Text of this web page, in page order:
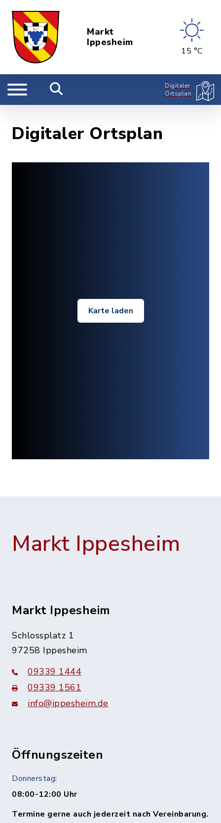
Markt
Ippesheim
15 °C
Digitaler
Ortsplan
Digitaler Ortsplan
Karte laden
Markt Ippesheim
Markt Ippesheim
Schlossplatz 1
97258 Ippesheim
09339 1444
09339 1561
info@ippesheim.de
Öffnungszeiten
Donnerstag:
08:00-12:00 Uhr
Termine gerne auch jederzeit nach Vereinbarung.